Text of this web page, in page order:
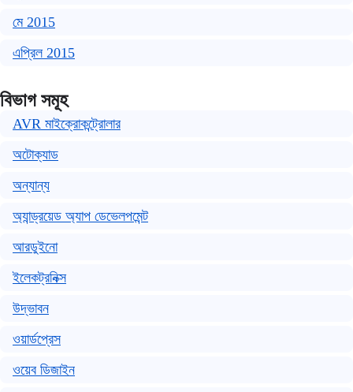
মে 2015
এপ্রিল 2015
বিভাগ সমূহ
AVR মাইক্রোকন্ট্রোলার
অটোক্যাড
অন্যান্য
অ্যান্ড্রয়েড অ্যাপ ডেভেলপমেন্ট
আরডুইনো
ইলেকট্রনিক্স
উদ্ভাবন
ওয়ার্ডপ্রেস
ওয়েব ডিজাইন